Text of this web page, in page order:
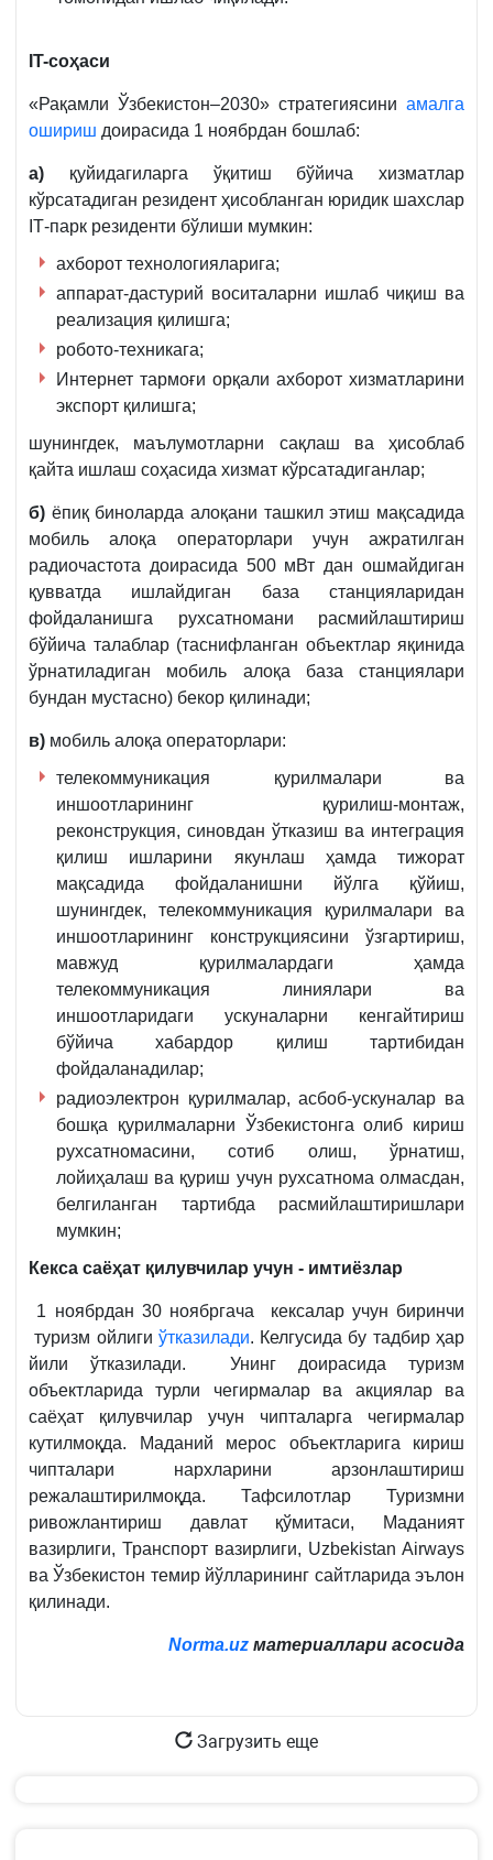
IT-cоҳаси
«Рақамли Ўзбекистон–2030» стратегиясини амалга
ошириш доирасида 1 ноябрдан бошлаб:
а) қуйидагиларга ўқитиш бўйича хизматлар
кўрсатадиган резидент ҳисобланган юридик шахслар
IТ-парк резиденти бўлиши мумкин:
ахборот технологияларига;
аппарат-дастурий воситаларни ишлаб чиқиш ва
реализация қилишга;
робото-техникага;
Интернет тармоғи орқали ахборот хизматларини
экспорт қилишга;
шунингдек, маълумотларни сақлаш ва ҳисоблаб
қайта ишлаш соҳасида хизмат кўрсатадиганлар;
б) ёпиқ биноларда алоқани ташкил этиш мақсадида
мобиль алоқа операторлари учун ажратилган
радиочастота доирасида 500 мВт дан ошмайдиган
қувватда ишлайдиган база станцияларидан
фойдаланишга рухсатномани расмийлаштириш
бўйича талаблар (таснифланган объектлар яқинида
ўрнатиладиган мобиль алоқа база станциялари
бундан мустасно) бекор қилинади;
в) мобиль алоқа операторлари:
телекоммуникация қурилмалари ва
иншоотларининг қурилиш-монтаж,
реконструкция, синовдан ўтказиш ва интеграция
қилиш ишларини якунлаш ҳамда тижорат
мақсадида фойдаланишни йўлга қўйиш,
шунингдек, телекоммуникация қурилмалари ва
иншоотларининг конструкциясини ўзгартириш,
мавжуд қурилмалардаги ҳамда
телекоммуникация линиялари ва
иншоотларидаги ускуналарни кенгайтириш
бўйича хабардор қилиш тартибидан
фойдаланадилар;
радиоэлектрон қурилмалар, асбоб-ускуналар ва
бошқа қурилмаларни Ўзбекистонга олиб кириш
рухсатномасини, сотиб олиш, ўрнатиш,
лойиҳалаш ва қуриш учун рухсатнома олмасдан,
белгиланган тартибда расмийлаштиришлари
мумкин;
Кекса саёҳат қилувчилар учун - имтиёзлар
1 ноябрдан 30 ноябргача кексалар учун биринчи
туризм ойлиги ўтказилади. Келгусида бу тадбир ҳар
йили ўтказилади. Унинг доирасида туризм
объектларида турли чегирмалар ва акциялар ва
саёҳат қилувчилар учун чипталарга чегирмалар
кутилмоқда. Маданий мерос объектларига кириш
чипталари нархларини арзонлаштириш
режалаштирилмоқда. Тафсилотлар Туризмни
ривожлантириш давлат қўмитаси, Маданият
вазирлиги, Транспорт вазирлиги, Uzbekistan Airways
ва Ўзбекистон темир йўлларининг сайтларида эълон
қилинади.
Norma.uz материаллари асосида
Загрузить еще